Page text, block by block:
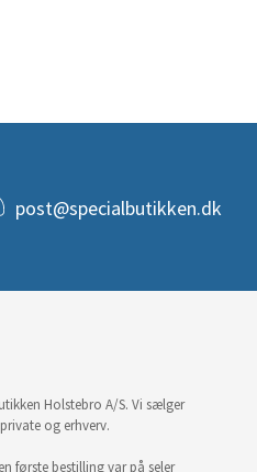
post@specialbutikken.dk
Holstebro A/S. Vi sælger
og erhverv.
første bestilling var på seler